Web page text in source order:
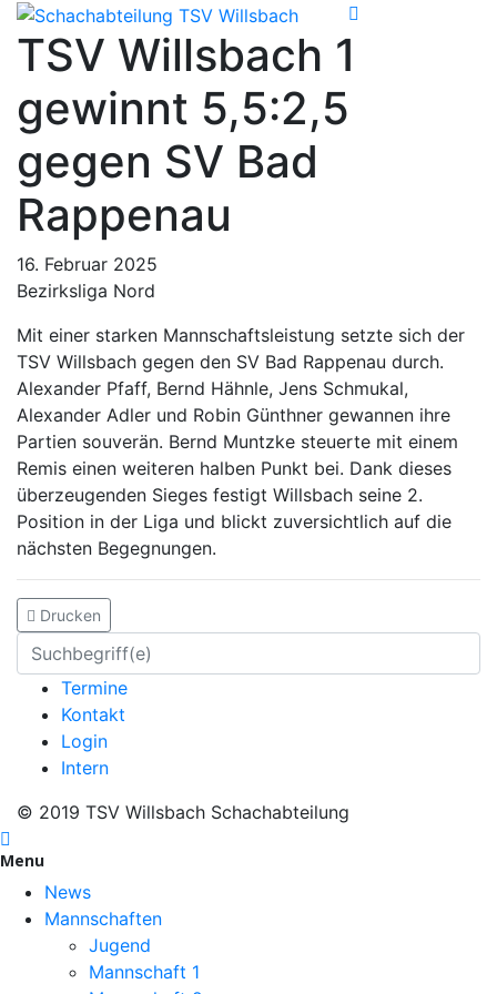
TSV Willsbach 1
gewinnt 5,5:2,5
gegen SV Bad
Rappenau
16. Februar 2025
Bezirksliga Nord
Mit einer starken Mannschaftsleistung setzte sich der
TSV Willsbach gegen den SV Bad Rappenau durch.
Alexander Pfaff, Bernd Hähnle, Jens Schmukal,
Alexander Adler und Robin Günthner gewannen ihre
Partien souverän. Bernd Muntzke steuerte mit einem
Remis einen weiteren halben Punkt bei. Dank dieses
überzeugenden Sieges festigt Willsbach seine 2.
Position in der Liga und blickt zuversichtlich auf die
nächsten Begegnungen.
Drucken
Termine
Kontakt
Login
Intern
© 2019 TSV Willsbach Schachabteilung
Menu
News
Mannschaften
Jugend
Mannschaft 1